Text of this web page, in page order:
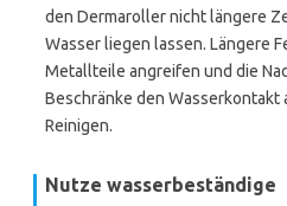
den Dermaroller nicht längere
Wasser liegen lassen. Längere
Metallteile angreifen und die
Beschränke den Wasserkontakt
Reinigen.
Nutze wasserbeständige